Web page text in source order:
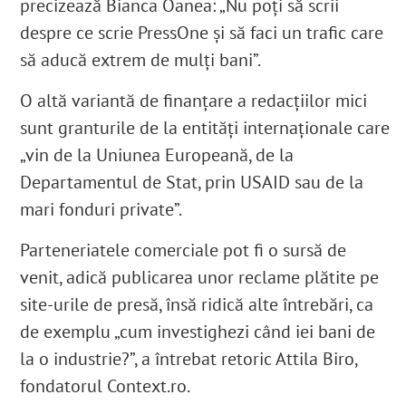
precizează Bianca Oanea: „Nu poți să scrii
despre ce scrie PressOne și să faci un trafic care
să aducă extrem de mulți bani”.
O altă variantă de finanțare a redacțiilor mici
sunt granturile de la entități internaționale care
„vin de la Uniunea Europeană, de la
Departamentul de Stat, prin USAID sau de la
mari fonduri private”.
Parteneriatele comerciale pot fi o sursă de
venit, adică publicarea unor reclame plătite pe
site-urile de presă, însă ridică alte întrebări, ca
de exemplu „cum investighezi când iei bani de
la o industrie?”, a întrebat retoric Attila Biro,
fondatorul Context.ro.